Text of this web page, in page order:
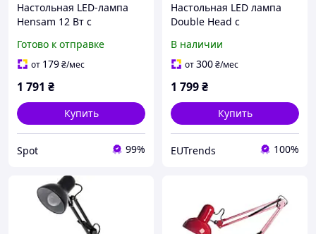
Настольная LED-лампа
Hensam 12 Вт с
двухголовочная черная
для рабочего стола 360°
цветовой
Готово к отправке
от 179₴/мес
1 791 ₴
Купить
Spot 99%
Настольная LED лампа
Double Head с
регулировка яркости и
температуры света
В наличии
от300₴/мес
1 799₴
Купить
EUTrends 100%